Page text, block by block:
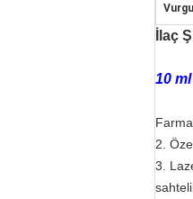
İlaç
10
2.
3.